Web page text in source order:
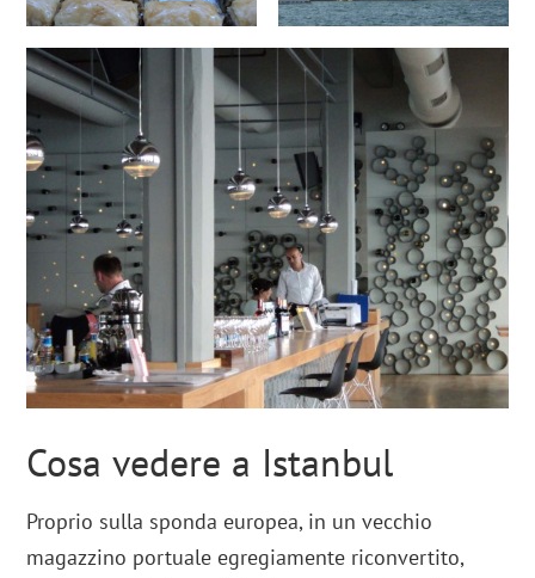
Cosa vedere a Istanbul
Proprio sulla sponda europea, in un vecchio
magazzino portuale egregiamente riconvertito,